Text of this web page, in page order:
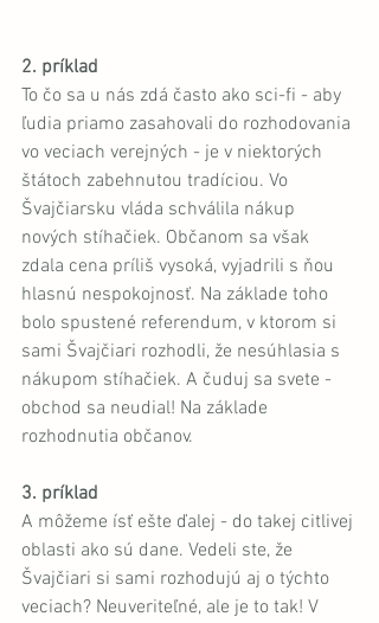
2. príklad
To čo sa u nás zdá často ako sci-fi - aby
ľudia priamo zasahovali do rozhodovania
vo veciach verejných - je v niektorých
štátoch zabehnutou tradíciou. Vo
Švajčiarsku vláda schválila nákup
nových stíhačiek. Občanom sa však
zdala cena príliš vysoká, vyjadrili s ňou
hlasnú nespokojnosť. Na základe toho
bolo spustené referendum, v ktorom si
sami Švajčiari rozhodli, že nesúhlasia s
nákupom stíhačiek. A čuduj sa svete -
obchod sa neudial! Na základe
rozhodnutia občanov.
3. príklad
A môžeme ísť ešte ďalej - do takej citlivej
oblasti ako sú dane. Vedeli ste, že
Švajčiari si sami rozhodujú aj o týchto
veciach? Neuveriteľné, ale je to tak! V